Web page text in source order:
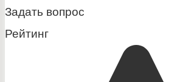
Задать вопрос
Рейтинг